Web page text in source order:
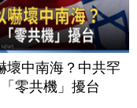
壞中南海？中共罕
零共機」擾台